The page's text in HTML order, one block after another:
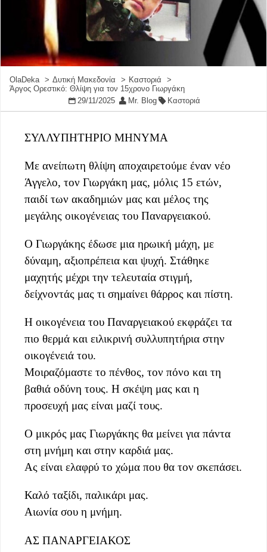
OlaDeka Δυτική Μακεδονία
Καστοριά
Άργος Ορεστικό: Θλίψη για τον 15χρονο Γιωργάκη
29/11/2025
Mr. Blog Καστοριά
ΣΥΛΛΥΠΗΤΗΡΙΟ ΜΗΝΥΜΑ
Με ανείπωτη θλίψη αποχαιρετούμε έναν νέο
Άγγελο, τον Γιωργάκη μας, μόλις 15 ετών,
παιδί των ακαδημιών μας και μέλος της
μεγάλης οικογένειας του Παναργειακού.
Ο Γιωργάκης έδωσε μια ηρωική μάχη, με
δύναμη, αξιοπρέπεια και ψυχή. Στάθηκε
μαχητής μέχρι την τελευταία στιγμή,
δείχνοντάς μας τι σημαίνει θάρρος και πίστη.
Η οικογένεια του Παναργειακού εκφράζει τα
πιο θερμά και ειλικρινή συλλυπητήρια στην
οικογένειά του.
Μοιραζόμαστε το πένθος, τον πόνο και τη
βαθιά οδύνη τους. Η σκέψη μας και η
προσευχή μας είναι μαζί τους.
Ο μικρός μας Γιωργάκης θα μείνει για πάντα
στη μνήμη και στην καρδιά μας.
Ας είναι ελαφρύ το χώμα που θα τον σκεπάσει.
Καλό ταξίδι, παλικάρι μας.
Αιωνία σου η μνήμη.
ΑΣ ΠΑΝΑΡΓΕΙΑΚΟΣ